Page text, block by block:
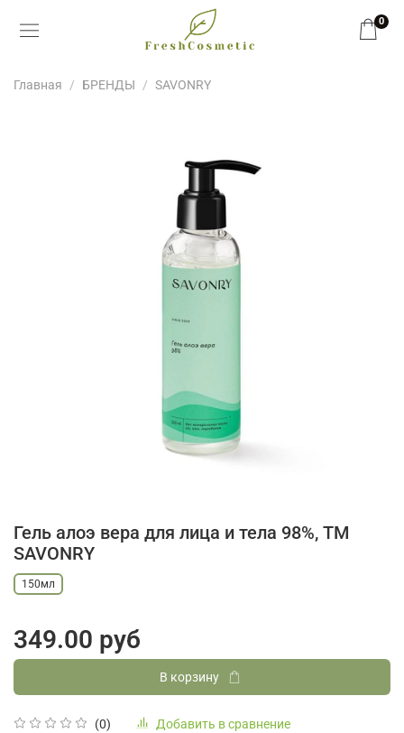
0
Главная БРЕНДЫ SAVONRY
Гель алоэ вера для лица и тела 98%, ТМ
SAVONRY
(0) Добавить в сравнение
150мл
349.00 руб
В корзину